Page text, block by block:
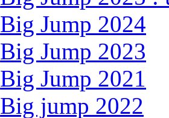
Big Jump 2024
Big Jump 2023
Big Jump 2021
Big jump 2022